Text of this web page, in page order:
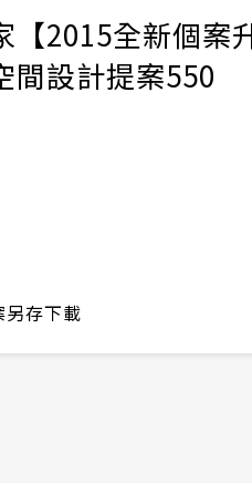
【2015全新個案
間設計提案550
存下載